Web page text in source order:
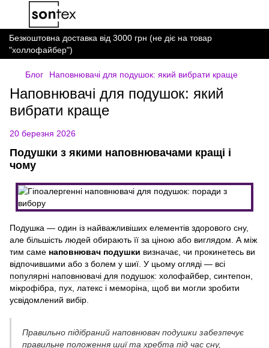
Безкоштовна доставка від 3000 грн (не діє на товар
"холлофайбер")
Блог Наповнювачі для подушок: який вибрати краще
Наповнювачі для подушок: який
вибрати краще
20 березня 2026
Подушки з якими наповнювачами кращі і
чому
Подушка — один із найважливіших елементів здорового сну,
але більшість людей обирають її за ціною або виглядом. А між
тим саме наповнювач подушки визначає, чи прокинетесь ви
відпочившими або з болем у шиї. У цьому огляді — всі
популярні наповнювачі для подушок: холофайбер, синтепон,
мікрофібра, пух, латекс і меморіна, щоб ви могли зробити
усвідомлений вибір.
Правильно підібраний наповнювач подушки забезпечує
правильне положення шиї та хребта під час сну,